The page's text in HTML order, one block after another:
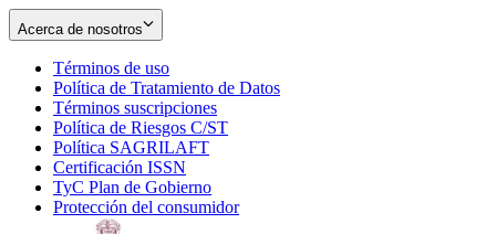
Acerca de nosotros
Términos de uso
in
new
window
Política de Tratamiento de Datos
Términos suscripciones
in
Política de Riesgos C/ST
Política SAGRILAFT
new
window
Certificación ISSN
in
new
TyC Plan de Gobierno
in
Protección del consumidorOpens